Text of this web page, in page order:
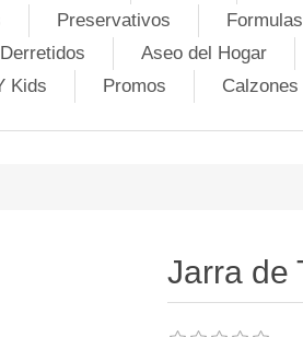
Preservativos Formulas
Derretidos Aseo del Hogar
Kids
Promos Calzones
Jarra de